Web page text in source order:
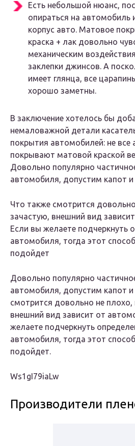
Есть небольшой нюанс,
опираться на автомобиль
корпус авто. Матовое
краска + лак довольно
механическим
заклепки джинсов. А
имеет глянца, все
хорошо заметны.
В заключение хотелось бы
немаловажной детали
покрытия автомобилей: не все
покрывают матовой краской
Довольно популярно
автомобиля, допустим капот
Что также смотрится
зачастую, внешний вид
Если вы желаете подчеркнуть
автомобиля, тогда этот
подойдет
Довольно популярно
автомобиля, допустим капот
смотрится довольно не плохо,
внешний вид зависит от
желаете подчеркнуть
автомобиля, тогда этот
подойдет.
Ws1gI79iaLw
Производители